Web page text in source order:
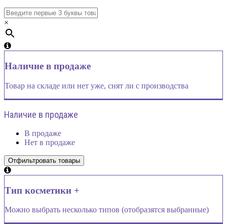
×
Наличие в продаже
Товар на складе или нет уже, снят ли с производства
Наличие в продаже
В продаже
Нет в продаже
Тип косметики +
Можно выбрать несколько типов (отобразятся выбранные)